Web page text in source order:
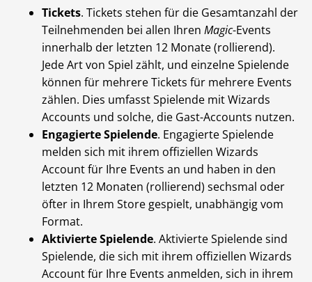
Tickets. Tickets stehen für die Gesamtanzahl der
Teilnehmenden bei allen Ihren Magic-Events
innerhalb der letzten 12 Monate (rollierend).
Jede Art von Spiel zählt, und einzelne Spielende
können für mehrere Tickets für mehrere Events
zählen. Dies umfasst Spielende mit Wizards
Accounts und solche, die Gast-Accounts nutzen.
Engagierte Spielende. Engagierte Spielende
melden sich mit ihrem offiziellen Wizards
Account für Ihre Events an und haben in den
letzten 12 Monaten (rollierend) sechsmal oder
öfter in Ihrem Store gespielt, unabhängig vom
Format.
Aktivierte Spielende. Aktivierte Spielende sind
Spielende, die sich mit ihrem offiziellen Wizards
Account für Ihre Events anmelden, sich in ihrem